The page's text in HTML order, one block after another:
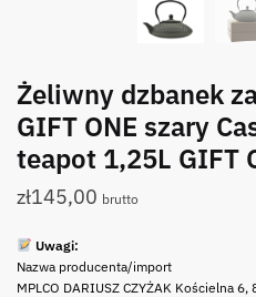
Żeliwny dzbanek
GIFT ONE szary
teapot 1,25L GIFT
zł145,00 brutto
Uwagi:
Nazwa producenta/import
MPLCO DARIUSZ CZYŻAK Kościelna 6,